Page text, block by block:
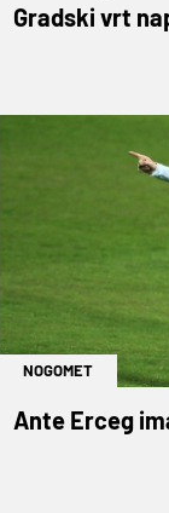
Gradski vrt
NOGOMET
Ante Erceg